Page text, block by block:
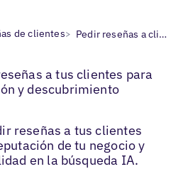
de clientes> Pedir reseñas a clientes
a tus clientes para
y descubrimiento
reseñas a tus clientes
de tu negocio y
en la búsqueda IA.